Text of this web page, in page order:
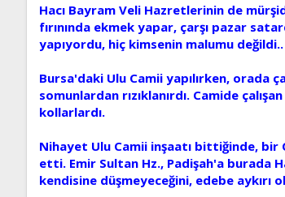
Hacı Bayram Veli Hazretlerinin de
fırınında ekmek yapar, çarşı pazar
yapıyordu, hiç kimsenin malumu
Bursa'daki Ulu Camii yapılırken, orada
somunlardan rızıklanırdı. Camide
kollarlardı.
Nihayet Ulu Camii inşaatı bittiğinde, bir
etti. Emir Sultan Hz., Padişah'a burada
kendisine düşmeyeceğini, edebe aykırı